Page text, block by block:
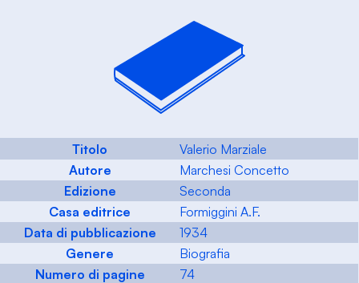
Titolo
Valerio Marziale
Autore
Marchesi Concetto
Edizione
Seconda
Casa editrice
Formiggini A.F.
Data di pubblicazione
1934
Genere
Biografia
Numero di pagine
74